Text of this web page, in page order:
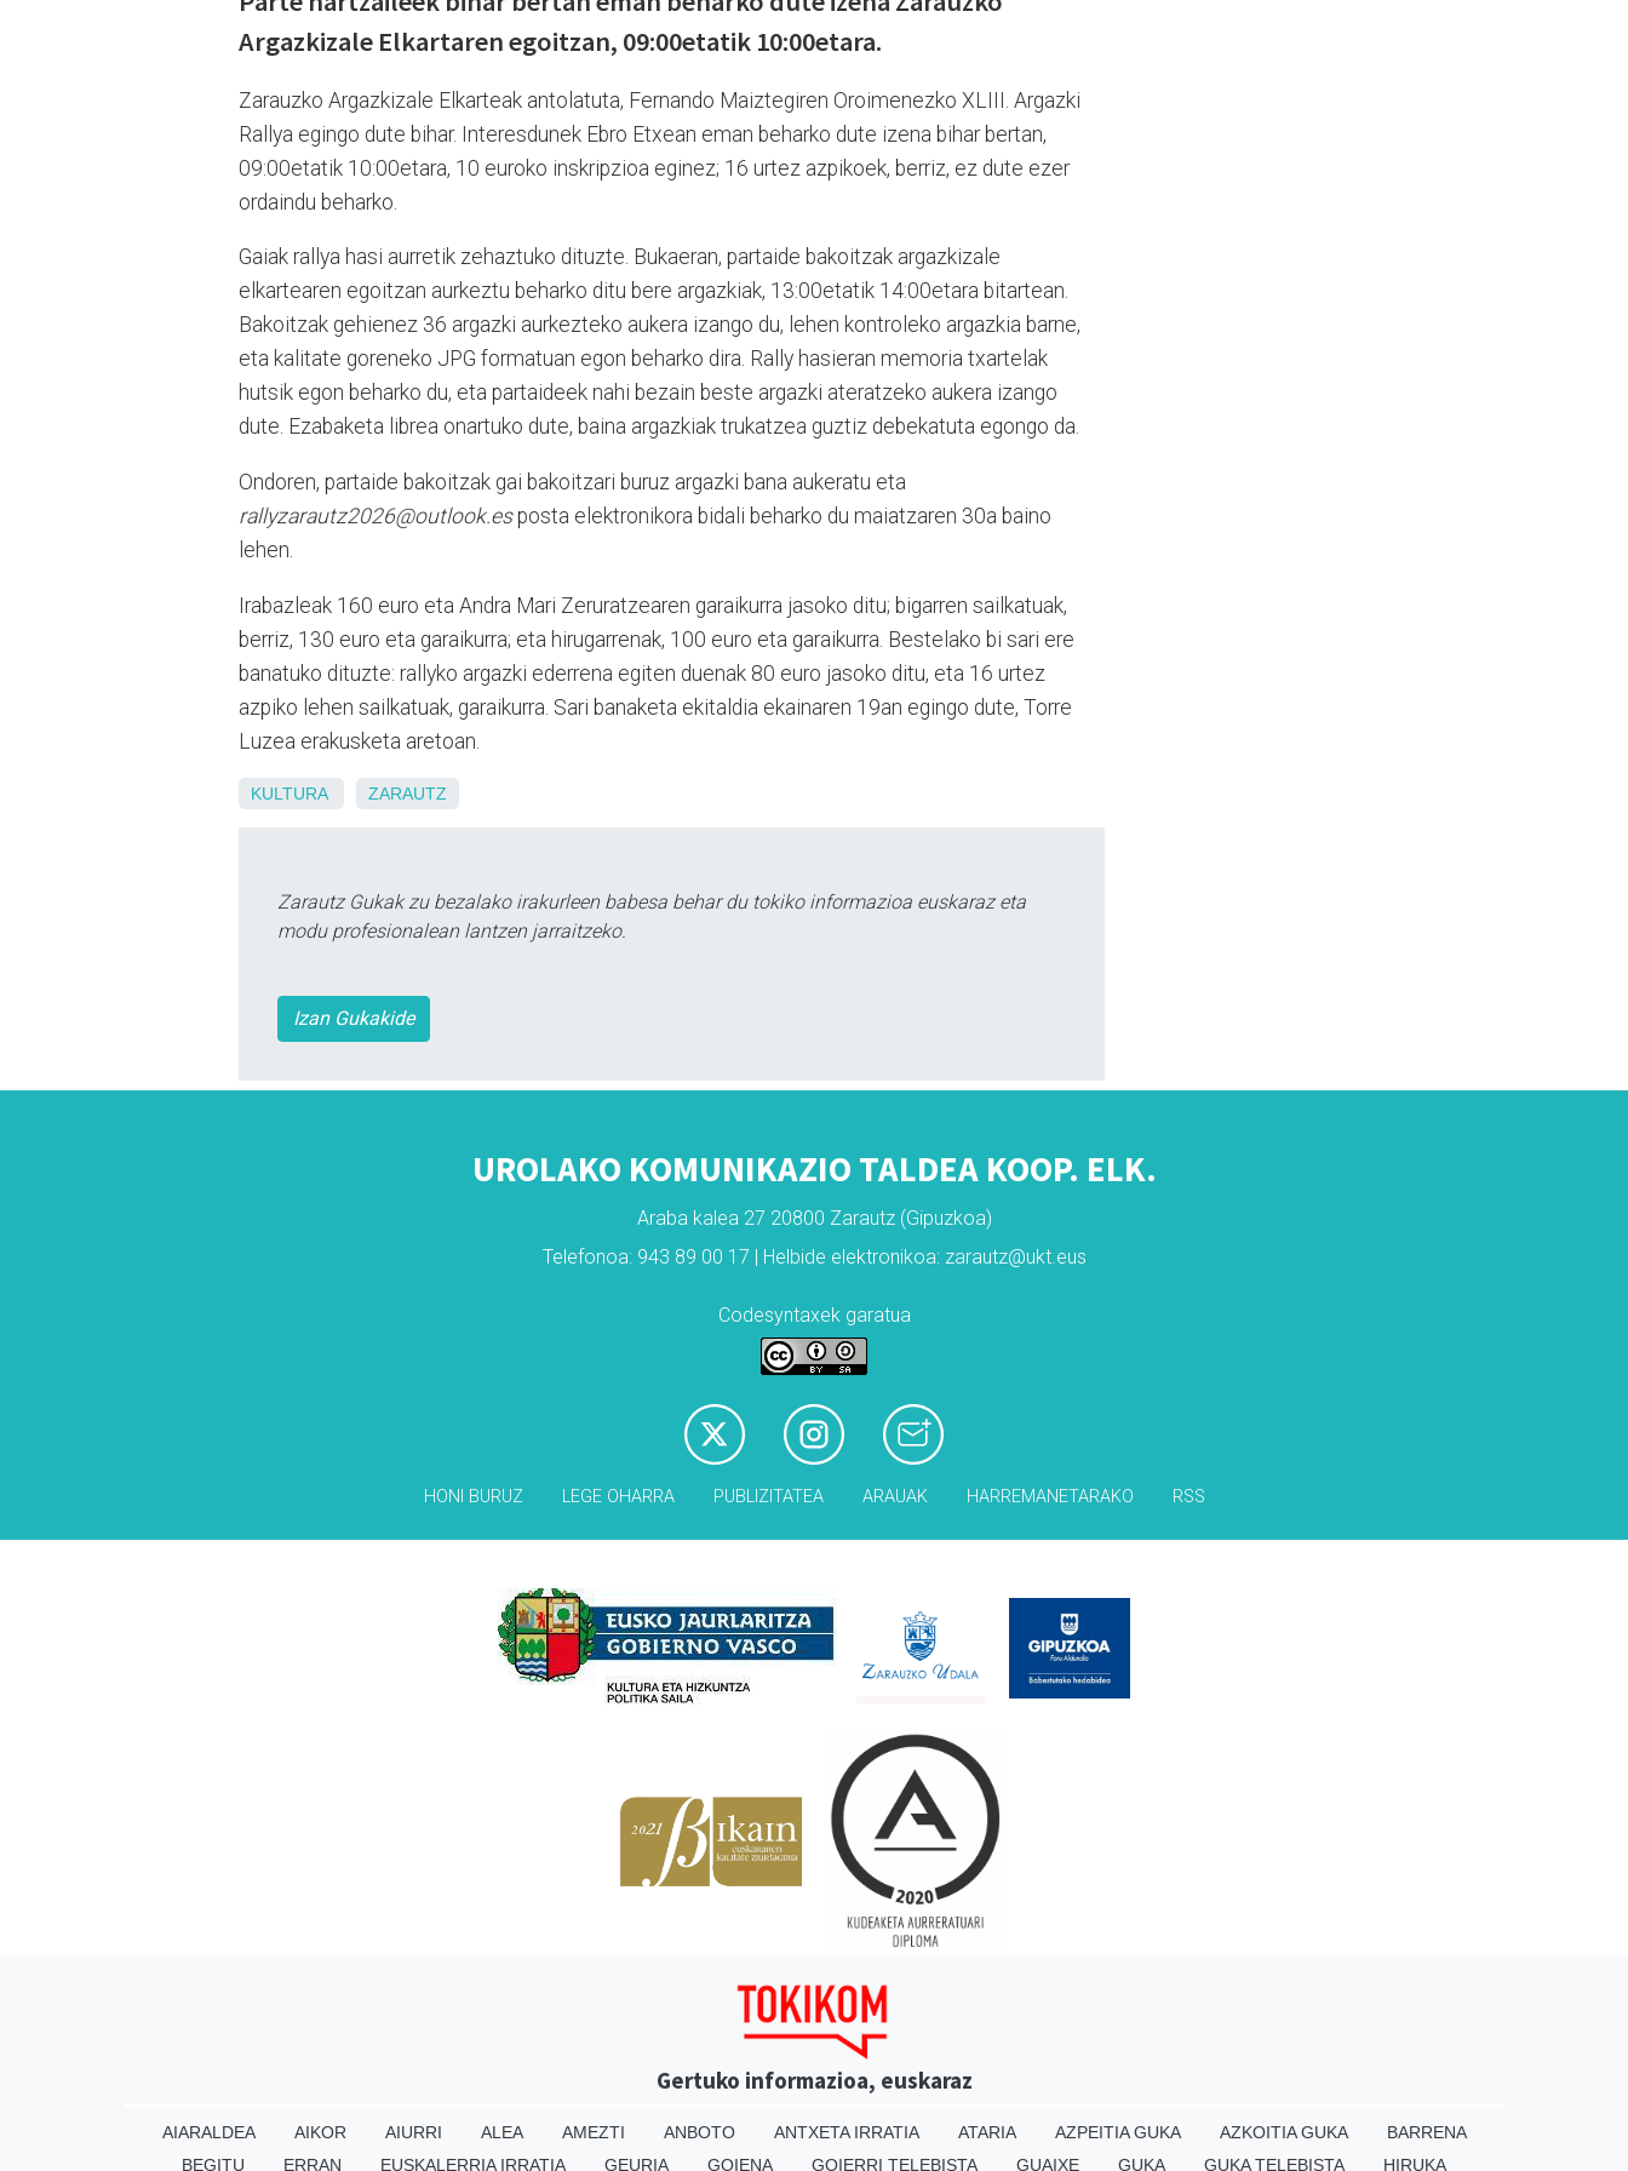
Argazkizale Elkartaren egoitzan, 09:00etatik 10:00etara.
Zarauzko Argazkizale Elkarteak antolatuta, Fernando Maiztegiren Oroimenezko XLIII. Argazki
Rallya egingo dute bihar. Interesdunek Ebro Etxean eman beharko dute izena bihar bertan,
09:00etatik 10:00etara, 10 euroko inskripzioa eginez; 16 urtez azpikoek, berriz, ez dute ezer
ordaindu beharko.
Gaiak rallya hasi aurretik zehaztuko dituzte. Bukaeran, partaide bakoitzak argazkizale
elkartearen egoitzan aurkeztu beharko ditu bere argazkiak, 13:00etatik 14:00etara bitartean.
Bakoitzak gehienez 36 argazki aurkezteko aukera izango du, lehen kontroleko argazkia barne,
eta kalitate goreneko JPG formatuan egon beharko dira. Rally hasieran memoria txartelak
hutsik egon beharko du, eta partaideek nahi bezain beste argazki ateratzeko aukera izango
dute. Ezabaketa librea onartuko dute, baina argazkiak trukatzea guztiz debekatuta egongo da.
Ondoren, partaide bakoitzak gai bakoitzari buruz argazki bana aukeratu eta
rallyzarautz2026@outlook.esposta elektronikora bidali beharko du maiatzaren 30a baino
lehen.
Irabazleak 160 euro eta Andra Mari Zeruratzearen garaikurra jasoko ditu; bigarren sailkatuak,
berriz, 130 euro eta garaikurra; eta hirugarrenak, 100 euro eta garaikurra. Bestelako bi sari ere
banatuko dituzte: rallyko argazki ederrena egiten duenak 80 euro jasoko ditu, eta 16 urtez
azpiko lehen sailkatuak, garaikurra. Sari banaketa ekitaldia ekainaren 19an egingo dute, Torre
Luzea erakusketa aretoan.
KULTURA ZARAUTZ
Zarautz Gukak zu bezalako irakurleen babesa behar du tokiko informazioa euskaraz eta
modu profesionalean lantzen jarraitzeko.
Izan Gukakide
UROLAKO KOMUNIKAZIO TALDEA KOOP. ELK.
Araba kalea 27 20800 Zarautz (Gipuzkoa)
Telefonoa: 943 89 00 17 | Helbide elektronikoa: zarautz@ukt.eus
Codesyntaxek garatua
HONI BURUZ LEGE OHARRA PUBLIZITATEA ARAUAK HARREMANETARAKO RSS
Gertuko informazioa, euskaraz
AIARALDEA AIKOR AIURRI ALEA AMEZTI ANBOTO ANTXETA IRRATIA ATARIA AZPEITIA GUKA AZKOITIA GUKA
BARRENA
BEGITU
ERRAN EUSKALERRIA IRRATIA GEURIA GOIENA GOIERRI TELEBISTA GUAIXE GUKA GUKA TELEBISTA HIRUKA